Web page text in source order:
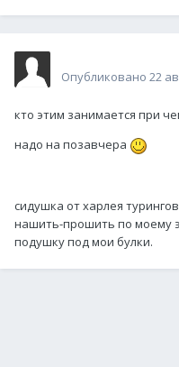
Опубликовано 22
кто этим занимается при
надо на позавчера
сидушка от харлея
нашить-прошить по моему
подушку под мои булки.